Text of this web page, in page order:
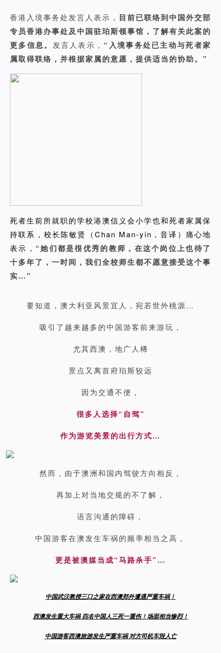
香港入境事务处发言人表示， 目前已联络到中国外交部
专员香港办事处及中国驻珀斯领事馆，了解有关此案的
更多信息。 发言人表示， “入境事务处已主动与死者家
属取得联络，并根据家属的意愿，提供适当的协助。”
死者生前所就职的学校港澳信义会小学也和死者家属保
持联系，校长陈敏贤（Chan Man-yin，音译） 痛心地
表示， “她们都是很优秀的教师，在这个岗位上也待了
十多年了，一时间，我们全校师生都不愿意接受这个事
实…”
要知道，澳大利亚风景宜人， 宛若世外桃源…
吸引了越来越多的中国游客前来游玩，
尤其西澳，地广人稀
景点又离首府珀斯较远
因为交通不便，
很多人选择“自驾”
作为游览美景的出行方式…
然而，由于澳洲和国内驾驶方向相反，
再加上对当地交规的不了解，
语言沟通的障碍，
中国游客在澳发生车祸的频率相当之高，
更是被澳媒当成“马路杀手”…
中国武汉教授三口之家在西澳郊外遭遇严重车祸！
西澳发生重大车祸 四名中国人三死一重伤！场面相当惨烈！
中国游客西澳旅游发生严重车祸 对方司机车毁人亡